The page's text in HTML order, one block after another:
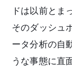
ドは以前とま
そのダッシュ
ータ分析の自
うな事態に直